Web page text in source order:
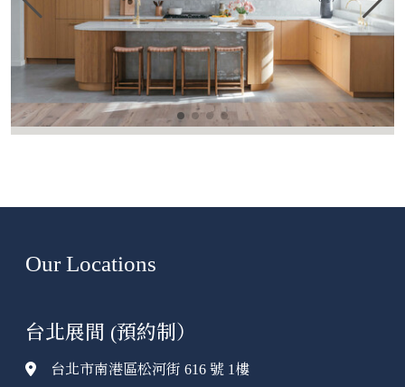
Our Locations
台北展間 (預約制）
台北市南港區松河街 616 號 1樓